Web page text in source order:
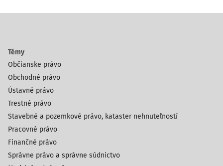
Témy
Občianske právo
Obchodné právo
Ústavné právo
Trestné právo
Stavebné a pozemkové právo, kataster nehnuteľností
Pracovné právo
Finančné právo
Správne právo a správne súdnictvo